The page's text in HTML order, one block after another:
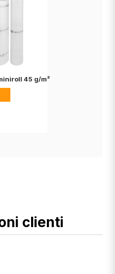
45 g/m²
clienti